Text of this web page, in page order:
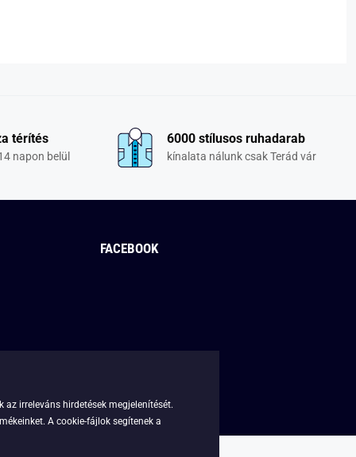
térítés
napon belül
6000 stílusos ruhadarab
kínalata nálunk csak Terád vár
FACEBOOK
irreleváns hirdetések megjelenítését.
A cookie-fájlok segítenek a